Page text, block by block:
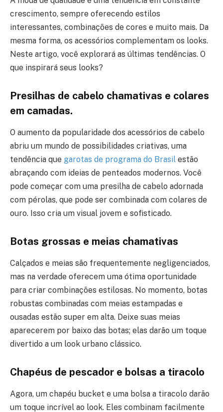
crescimento, sempre oferecendo estilos
interessantes, combinações de cores e muito mais. Da
mesma forma, os acessórios complementam os looks.
Neste artigo, você explorará as últimas tendências. O
que inspirará seus looks?
Presilhas de cabelo chamativas e colares
em camadas.
O aumento da popularidade dos acessórios de cabelo
abriu um mundo de possibilidades criativas, uma
tendência que garotas de programa do Brasil estão
abraçando com ideias de penteados modernos. Você
pode começar com uma presilha de cabelo adornada
com pérolas, que pode ser combinada com colares de
ouro. Isso cria um visual jovem e sofisticado.
Botas grossas e meias chamativas
Calçados e meias são frequentemente negligenciados,
mas na verdade oferecem uma ótima oportunidade
para criar combinações estilosas. No momento, botas
robustas combinadas com meias estampadas e
ousadas estão super em alta. Deixe suas meias
aparecerem por baixo das botas; elas darão um toque
divertido a um look urbano clássico.
Chapéus de pescador e bolsas a tiracolo
Agora, um chapéu bucket e uma bolsa a tiracolo darão
um toque incrível ao look. Eles combinam facilmente